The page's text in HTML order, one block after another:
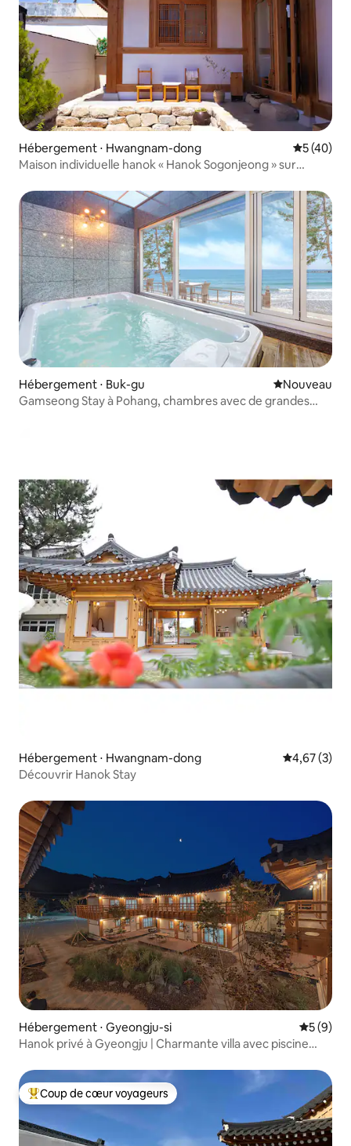
Hébergement ⋅ Hwangnam-dong
5 (40)
Maison individuelle hanok « Hanok Sogonjeong » sur
Hébergement ⋅ Buk-gu Nouvel
Nouveau
Gamseong Stay à Pohang, chambres avec de grandes
Hébergement ⋅ Hwangnam-dong Évaluation
4,67 (3)
Découvrir Hanok Stay
Hébergement ⋅ Gyeongju-si
5 (9)
Hanok privé à Gyeongju | Charmante villa avec piscine
Coups de cœur voyageurs les plus appréciés
Coup de cœur voyageurs